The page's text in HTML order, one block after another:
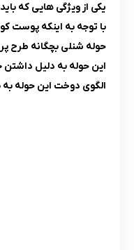
یکی از ویژگی هایی که
با توجه به اینکه پوست
حوله شنلی بچگانه طرح پری دریایی از پنبه 100 درصد تولید شده
این حوله به دلیل
الگوی دوخت این حوله